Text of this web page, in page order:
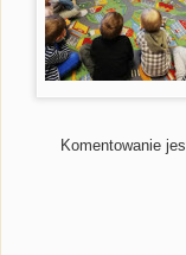
Komentowanie